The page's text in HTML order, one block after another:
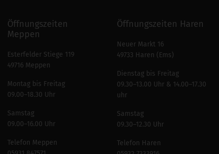
Öffnungszeiten
Meppen
Esterfelder Stiege 119
49716 Meppen
Montag bis Freitag
09.00–18.30 Uhr
Samstag
09.00–16.00 Uhr
Telefon Meppen
Öffnungszeiten Haren
Neuer Markt 16
49733 Haren (Ems)
Dienstag bis Freitag
09.30–13.00 Uhr & 14.00–17.30
uhr
Samstag
09.30–12.30 Uhr
Telefon Haren